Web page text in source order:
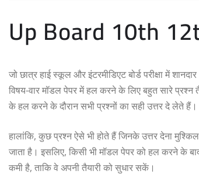
Up Board 10th
जो छात्र हाई स्कूल और इंटरमीडिएट बोर्ड परीक्षा में
विषय-वार मॉडल पेपर में हल करने के लिए बहुत सारे
के हल करने के दौरान सभी प्रश्नों का सही उत्तर दे लेते हैं।
हालांकि, कुछ प्रश्न ऐसे भी होते हैं जिनके उत्तर देना
जाता है। इसलिए, किसी भी मॉडल पेपर को हल करने के
कमी है, ताकि वे अपनी तैयारी को सुधार सकें।